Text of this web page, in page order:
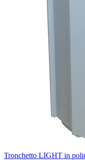
Tronchetto LIGHT in